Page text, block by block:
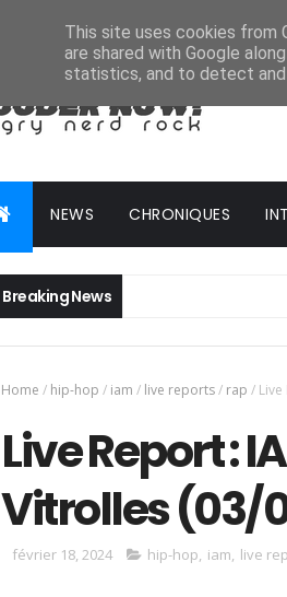
NEWS CHRONIQUES
Breaking News
Home / hip-hop / iam / live reports/ rap /
Live Report :
Vitrolles (03/
février 18, 2024 hip-hop, iam, live
This site uses cookies from
are shared with Google
statistics, and to detect and